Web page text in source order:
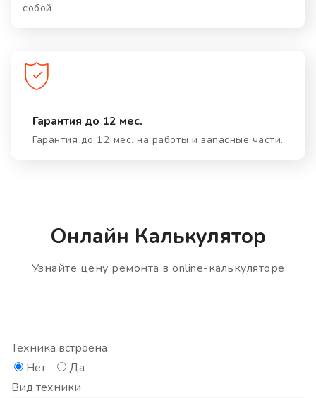
собой
Гарантия до 12 мес.
Гарантия до 12 мес. на работы и запасные части.
Онлайн Калькулятор
Узнайте цену ремонта в online-калькуляторе
Техника встроена
Нет
Да
Вид техники